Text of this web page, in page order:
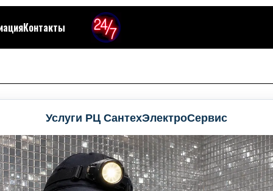
Контакты
Услуги РЦ СантехЭлектроСервис